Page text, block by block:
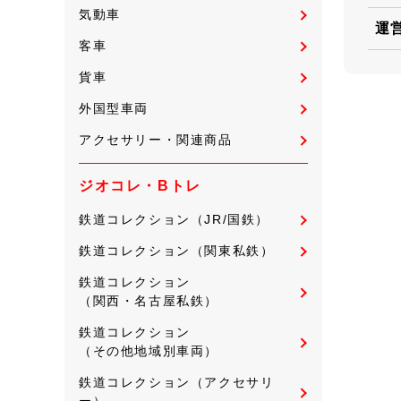
気動車
客車
貨車
外国型車両
アクセサリー・関連商品
ジオコレ・Bトレ
鉄道コレクション（JR/国鉄）
鉄道コレクション（関東私鉄）
鉄道コレクション
（関西・名古屋私鉄）
鉄道コレクション
（その他地域別車両）
鉄道コレクション（アクセサリ
運